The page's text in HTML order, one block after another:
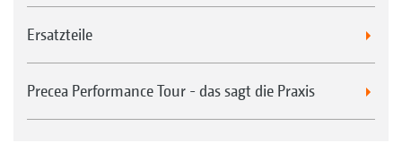
Ersatzteile
Precea Performance Tour - das sagt die Praxis